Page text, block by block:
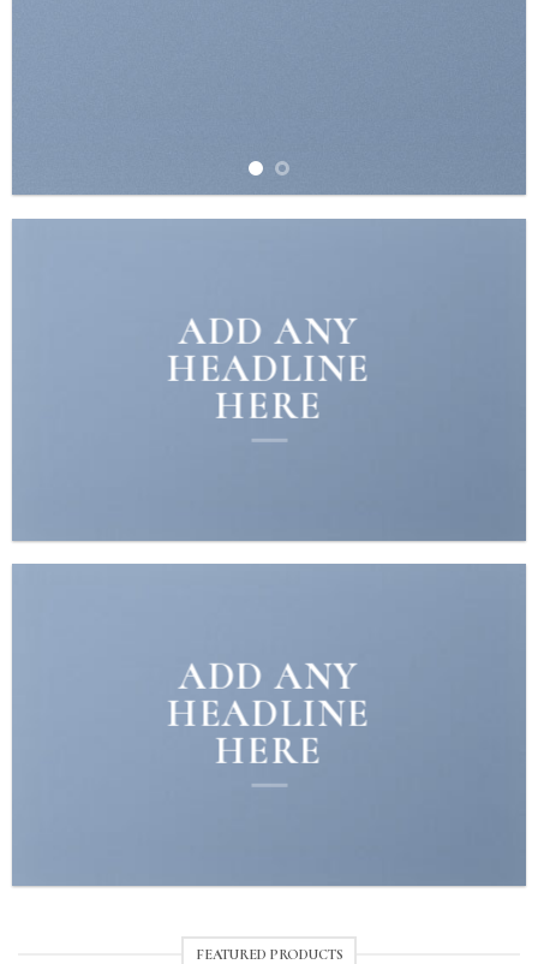
ADD ANY
HEADLINE
HERE
ADD ANY
HEADLINE
HERE
FEATURED PRODUCTS